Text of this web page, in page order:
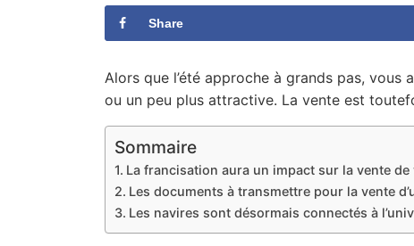
Share
Alors que l’été approche à grands pas,
ou un peu plus attractive. La vente est
Sommaire
La francisation aura un impact sur la vente de
Les documents à transmettre pour la vente
Les navires sont désormais connectés à